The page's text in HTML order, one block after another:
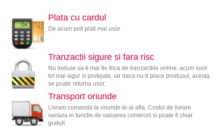
Plata cu cardul
De acum poti plati mai usor
Tranzactii sigure si fara risc
Nu trebuie sa-ti mai fie frica de tranzactiile online, acum sunt
tot mai sigur si protejate, iar daca nu-ti place produsul, acesta
se poate returna usor.
Transport oriunde
Livram comanda ta oriunde te-ai afla. Costul de livrare
variaza in functie de valoarea comenzii si poate fi chiar
gratuit.